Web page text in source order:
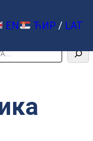
EN ЋИР / LAT